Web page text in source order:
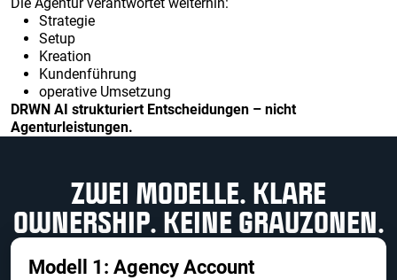
Strategie
Setup
Kreation
Kundenführung
operative Umsetzung
DRWN AI strukturiert Entscheidungen – nicht
Agenturleistungen.
ZWEI MODELLE. KLARE
OWNERSHIP. KEINE GRAUZONEN.
Modell 1: Agency Account